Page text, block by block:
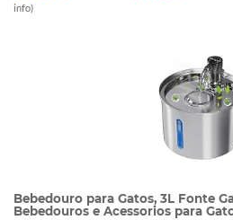
info)
Bebedouro para Gatos, 3L Fonte
Bebedouros e Acessorios para